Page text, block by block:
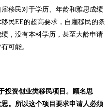
移民对于学历、年龄和雅思成绩
民EE的超高要求，自雇移民的条
，没有本科学历，甚至大龄申请
可能。
投资创业类移民项目。顾名思
。所以这个项目要求申请人必须